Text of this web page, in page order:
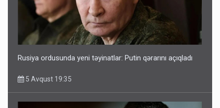
Rusiya ordusunda yeni təyinatlar: Putin qərarını açıqladı
5 Avqust 19:35